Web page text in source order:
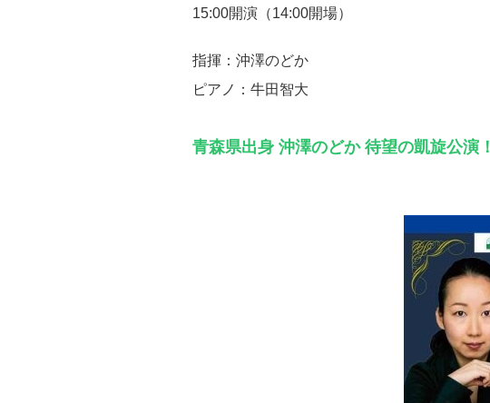
15:00開演（14:00開場）
指揮：沖澤のどか
ピアノ：牛田智大
青森県出身 沖澤のどか 待望の凱旋公演！